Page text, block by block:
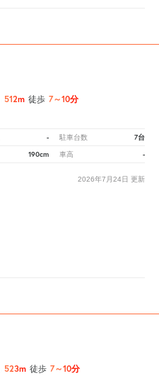
512m 徒歩 7～10分
- 駐車台数 7台
190cm 車高 -
2026年7月24日 更新
523m 徒歩 7～10分